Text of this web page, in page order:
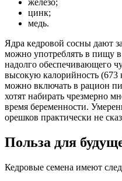
железо;
цинк;
медь.
Ядра кедровой сосны дают
можно употреблять в пищу в
надолго обеспечивающего
высокую калорийность (673
можно включать в рацион
хотят набирать чрезмерно
время беременности.
орешков практически не
Польза для
Кедровые семена имеют